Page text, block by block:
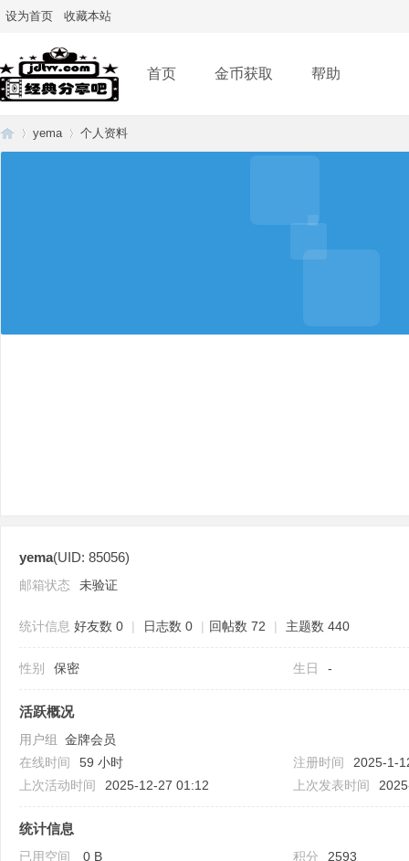
设为首页 收藏本站
首页 金币获取 帮助
yema 个人资料
yema(UID: 85056)
邮箱状态 未验证
统计信息 好友数 0 | 日志数 0 | 回帖数 72 | 主题数 440
性别 保密 生日 -
活跃概况
用户组 金牌会员
在线时间
59 小时 注册时间
2025-1-
上次活动时间
2025-12-27 01:12 上次发表时间
统计信息
已用空间 0 B 积分
2593